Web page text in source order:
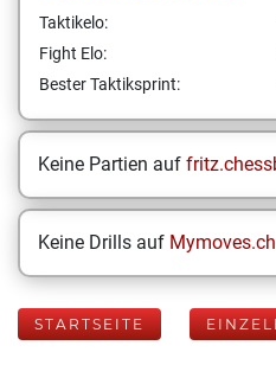
Taktikelo:
Fight Elo:
Bester Taktiksprint:
Keine Partien auf
Keine Drills auf
STARTSEITE